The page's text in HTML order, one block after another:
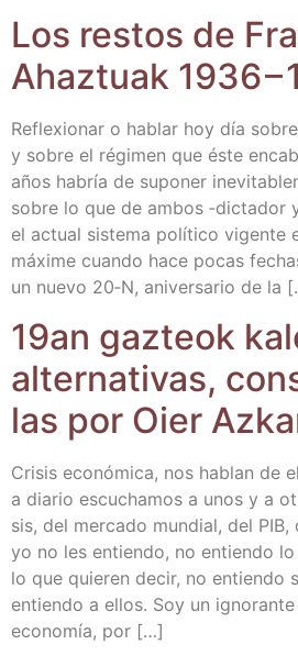
Los res­tos de
Ahaz­tuak 1936 –
Refle­xio­nar o hablar hoy día
y sobre el régi­men que éste
años habría de supo­ner
sobre lo que de ambos ‑dic­ta­dor
el actual sis­te­ma polí­ti­co vigen­te
máxi­me cuan­do hace pocas
un nue­vo 20‑N, ani­ver­sa­rio de la
19an gaz­teok
alter­na­ti­vas,
las por Oier
Cri­sis eco­nó­mi­ca, nos hablan de
a dia­rio escu­cha­mos a unos y a
sis, del mer­ca­do mun­dial, del
yo no les entien­do, no entien­do
lo que quie­ren decir, no entien­do
entien­do a ellos. Soy un
eco­no­mía, por […]